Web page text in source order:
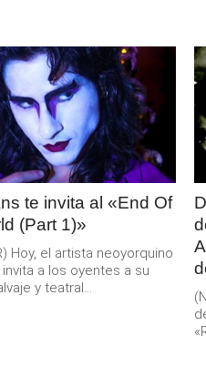
LEER
MAS
te invita al «End Of
(Part 1)»
Hoy, el artista neoyorquino
a los oyentes a su
y teatral...